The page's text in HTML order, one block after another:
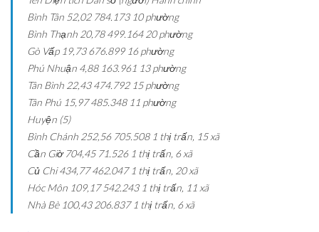
Bình Tân 52,02 784.173 10 phường
Bình Thạnh 20,78 499.164 20 phường
Gò Vấp 19,73 676.899 16 phường
Phú Nhuận 4,88 163.961 13 phường
Tân Bình 22,43 474.792 15 phường
Tân Phú 15,97 485.348 11 phường
Huyện (5)
Bình Chánh 252,56 705.508 1 thị trấn, 15 xã
Cần Giờ 704,45 71.526 1 thị trấn, 6 xã
Củ Chi 434,77 462.047 1 thị trấn, 20 xã
Hóc Môn 109,17 542.243 1 thị trấn, 11 xã
Nhà Bè 100,43 206.837 1 thị trấn, 6 xã